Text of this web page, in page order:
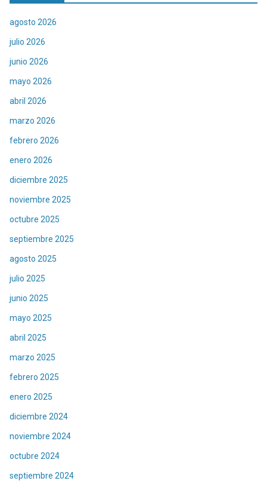
agosto 2026
julio 2026
junio 2026
mayo 2026
abril 2026
marzo 2026
febrero 2026
enero 2026
diciembre 2025
noviembre 2025
octubre 2025
septiembre 2025
agosto 2025
julio 2025
junio 2025
mayo 2025
abril 2025
marzo 2025
febrero 2025
enero 2025
diciembre 2024
noviembre 2024
octubre 2024
septiembre 2024